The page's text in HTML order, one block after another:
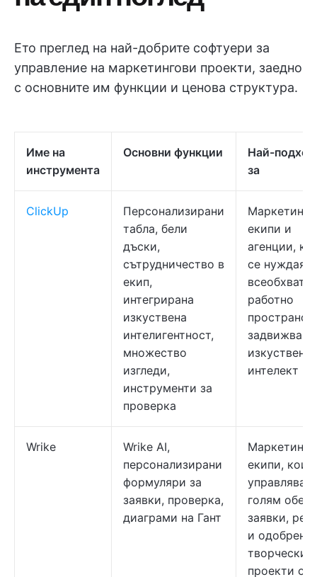
Ето преглед на най-добрите софтуери за
управление на маркетингови проекти, заедно
с основните им функции и ценова структура.
Име на
инструмента
Основни функции
Най-
за
ClickUp
Персонализирани
табла, бели
дъски,
сътрудничество в
екип,
интегрирана
изкуствена
интелигентност,
множество
изгледи,
инструменти за
проверка
Маркетинг
екипи и
агенции,
се нуждаят
работно
изкуствен
интелект
Wrike
Wrike AI,
персонализирани
формуляри за
заявки, проверка,
диаграми на Гант
Маркетинг
екипи,
управляват
голям обем
заявки,
и
творчески
проекти с